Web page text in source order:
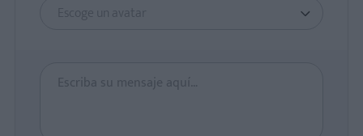
Escoge un avatar